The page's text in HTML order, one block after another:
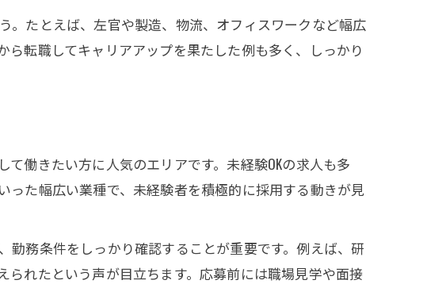
け方
解説
の魅力
ポイント
とは
厚生
。たとえば、左官や製造、物流、オフィスワークなど幅広
転職してキャリアアップを果たした例も多く、しっかり
働きたい方に人気のエリアです。未経験OKの求人も多
た幅広い業種で、未経験者を積極的に採用する動きが見
務条件をしっかり確認することが重要です。例えば、研
れたという声が目立ちます。応募前には職場見学や面接